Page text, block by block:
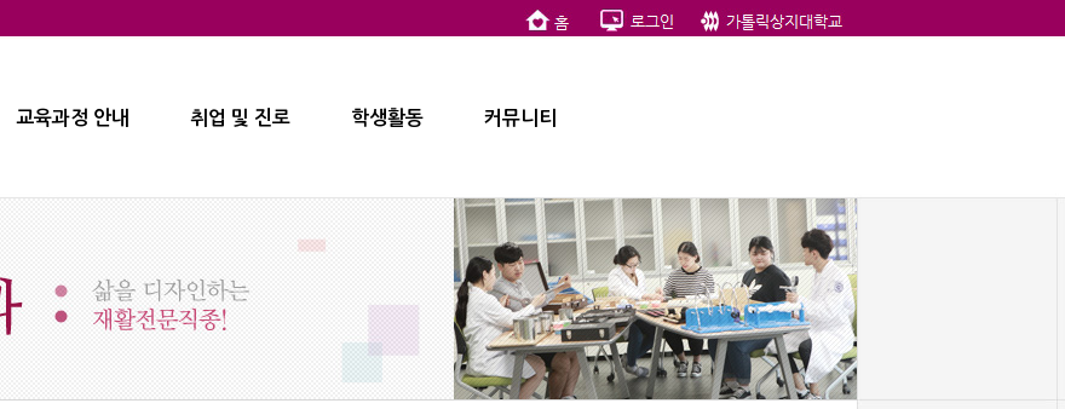
교육과정 안내 취업 및 진로 학생활동 커뮤니티